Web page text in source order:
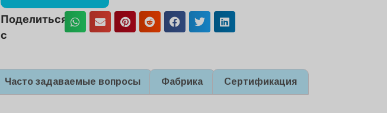
Поделиться
с
Часто задаваемые вопросы Фабрика Сертификация